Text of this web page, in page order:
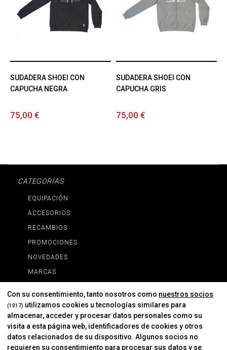
SUDADERA SHOEI CON
CAPUCHA NEGRA
75,00 €
SUDADERA SHOEI CON
CAPUCHA GRIS
75,00 €
CATEGORÍAS
EQUIPACIÓN
ACCESORIOS
RECAMBIOS
PROMOCIONES
NOVEDADES
MARCAS
INFORMACIÓN
Contacto
Con su consentimiento, tanto nosotros como nuestros socios
(1017) utilizamos cookies u tecnologías similares para
almacenar, acceder y procesar datos personales como su
visita a esta página web, identificadores de cookies y otros
datos relacionados de su dispositivo. Algunos socios no
requieren su consentimiento para procesar sus datos y se